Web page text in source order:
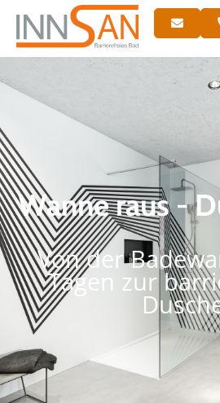
Wanne raus -
Von der
Tagen zur